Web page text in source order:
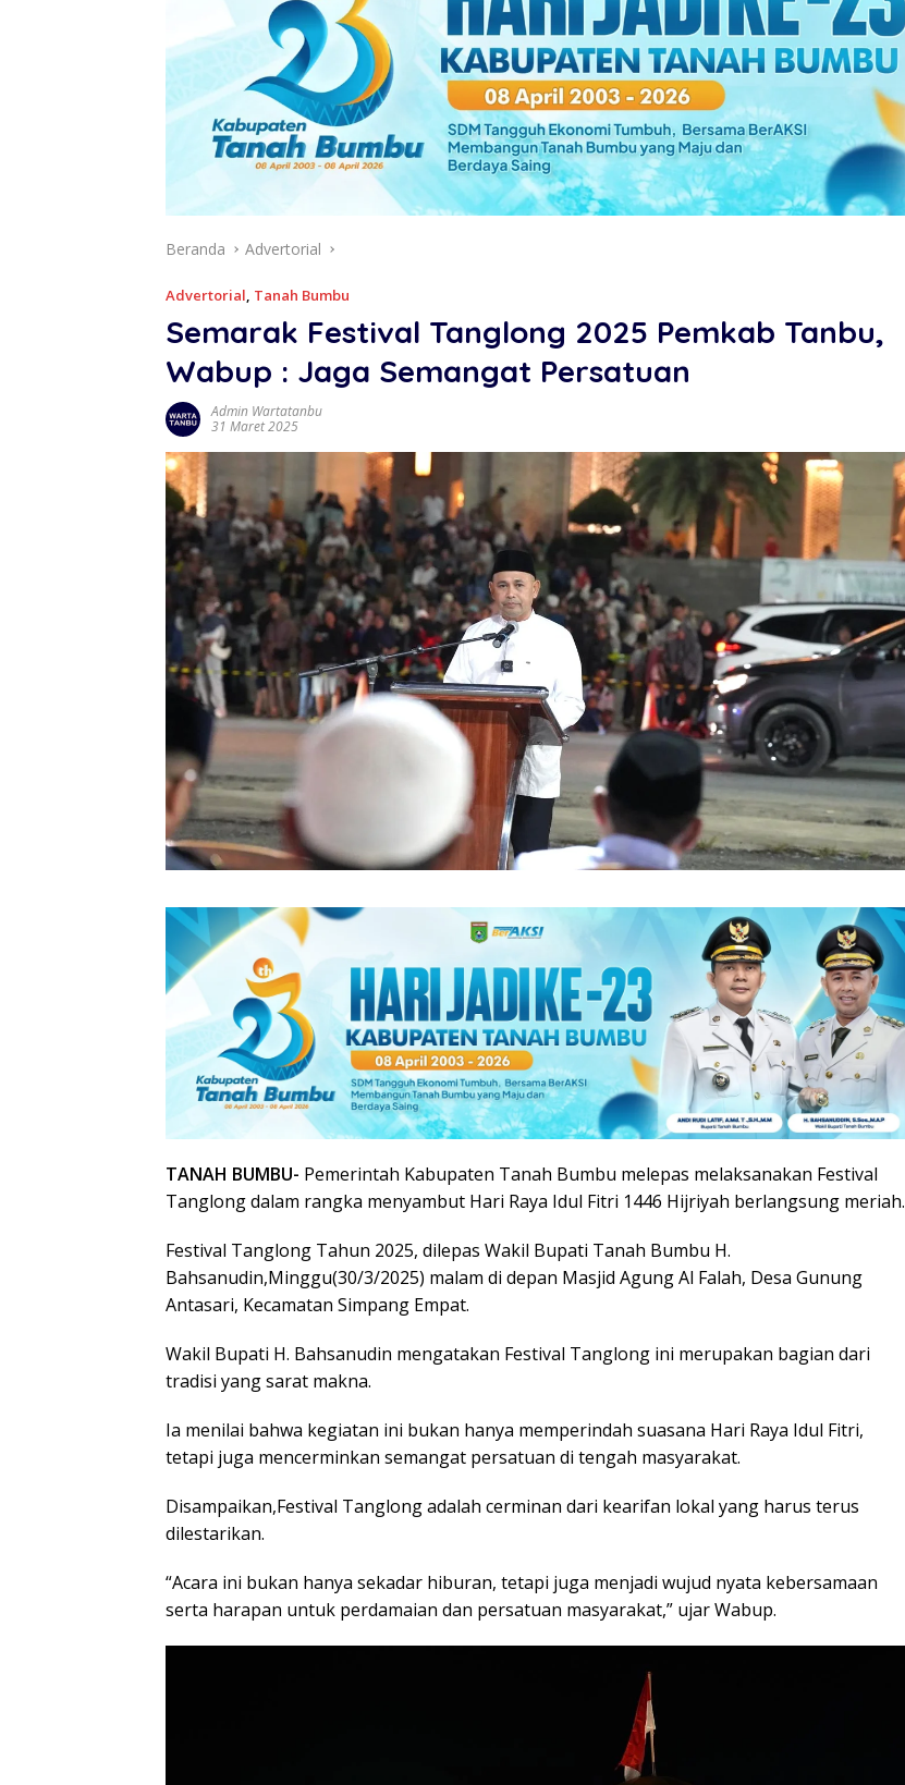
Beranda Advertorial
Advertorial, Tanah Bumbu
Semarak Festival Tanglong 2025 Pemkab Tanbu,
Wabup : Jaga Semangat Persatuan
Admin Wartatanbu
31 Maret 2025
TANAH BUMBU- Pemerintah Kabupaten Tanah Bumbu melepas melaksanakan Festival
Tanglong dalam rangka menyambut Hari Raya Idul Fitri 1446 Hijriyah berlangsung meriah.
Festival Tanglong Tahun 2025, dilepas Wakil Bupati Tanah Bumbu H.
Bahsanudin,Minggu(30/3/2025) malam di depan Masjid Agung Al Falah, Desa Gunung
Antasari, Kecamatan Simpang Empat.
Wakil Bupati H. Bahsanudin mengatakan Festival Tanglong ini merupakan bagian dari
tradisi yang sarat makna.
Ia menilai bahwa kegiatan ini bukan hanya memperindah suasana Hari Raya Idul Fitri,
tetapi juga mencerminkan semangat persatuan di tengah masyarakat.
Disampaikan,Festival Tanglong adalah cerminan dari kearifan lokal yang harus terus
dilestarikan.
“Acara ini bukan hanya sekadar hiburan, tetapi juga menjadi wujud nyata kebersamaan
serta harapan untuk perdamaian dan persatuan masyarakat,” ujar Wabup.